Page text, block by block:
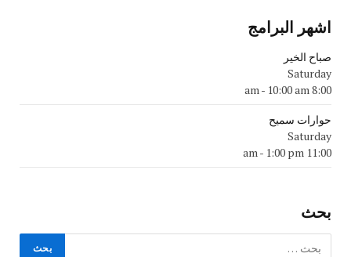
اشهر البرامج
صباح الخير
Saturday
8:00 am
- 10:00 am
حوارات سميح
Saturday
11:00 am
- 1:00 pm
بحث